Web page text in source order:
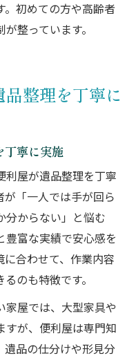
初めての方や高齢者
整っています。
整理を丁寧に
丁寧に実施
利屋が遺品整理を丁寧
「一人では手が回ら
分からない」と悩む
富な実績で安心感を
合わせて、作業内容
のも特徴です。
屋では、大型家具や
すが、便利屋は専門知
品の仕分けや形見分